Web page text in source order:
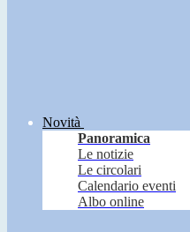
Novità
Panoramica
Le notizie
Le circolari
Calendario eventi
Albo online